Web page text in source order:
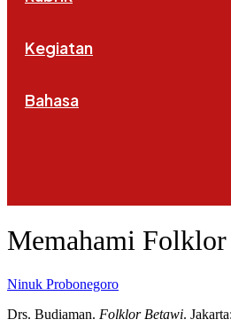
Kegiatan
Bahasa
Memahami
Ninuk Probonegoro
Drs. Budiaman. Folklor Betawi.